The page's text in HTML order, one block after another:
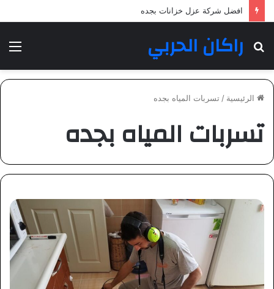
افضل شركة عزل خزانات بجده
راكان الحربيبحث
الرئيسية / تسربات المياه بجده
تسربات المياه بجده